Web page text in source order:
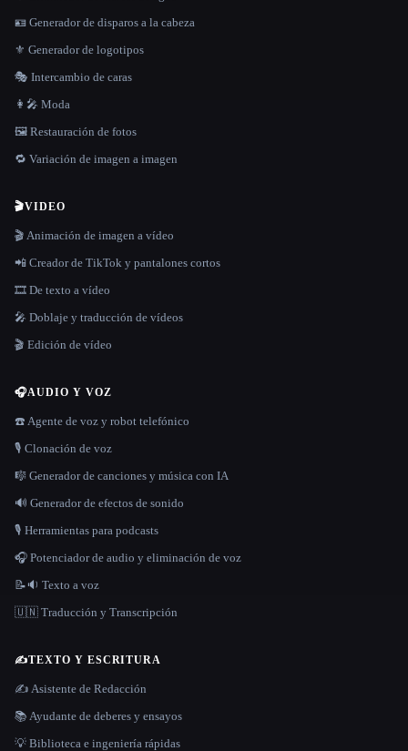
🪪 Generador de disparos a la cabeza
⚜️ Generador de logotipos
🎭 Intercambio de caras
👩‍🎤 Moda
🖼️ Restauración de fotos
🔁 Variación de imagen a imagen
🎬VIDEO
🎬 Animación de imagen a vídeo
📲 Creador de TikTok y pantalones cortos
🎞️ De texto a vídeo
🎤 Doblaje y traducción de vídeos
🎬 Edición de vídeo
🎧AUDIO Y VOZ
☎️ Agente de voz y robot telefónico
🎙️ Clonación de voz
🎼 Generador de canciones y música con IA
🔊 Generador de efectos de sonido
🎙️ Herramientas para podcasts
🎧 Potenciador de audio y eliminación de voz
📝🔉 Texto a voz
🇺🇳 Traducción y Transcripción
✍️TEXTO Y ESCRITURA
✍️ Asistente de Redacción
📚 Ayudante de deberes y ensayos
💡 Biblioteca e ingeniería rápidas